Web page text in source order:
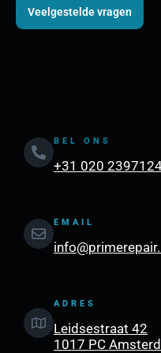
Veelgestelde vragen
BEL ONS
+31 020
EMAIL
ADRES
Leidsestraat 42
1017 PC